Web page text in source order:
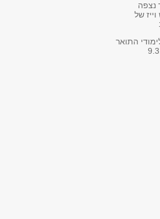
נצפה
של
התואר